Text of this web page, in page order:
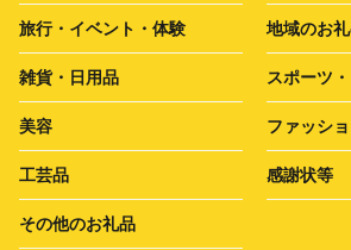
旅行・イベント・体験 地域のお
雑貨・日用品 スポーツ
美容 ファッシ
工芸品 感謝状等
その他のお礼品